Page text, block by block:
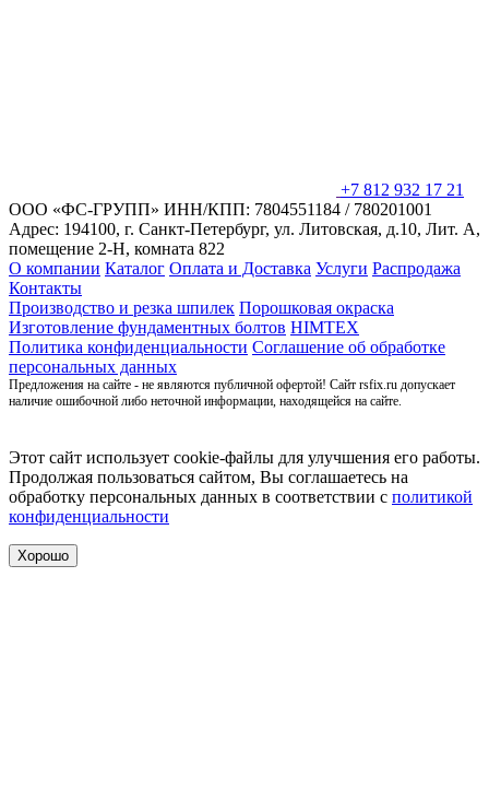
+7 812 932 17 21
ООО «ФС-ГРУПП» ИНН/КПП: 7804551184 / 780201001
Адрес: 194100, г. Санкт-Петербург, ул. Литовская, д.10, Лит. А,
помещение 2-Н, комната 822
О компании Каталог Оплата и Доставка Услуги Распродажа
Контакты
Производство и резка шпилек Порошковая окраска
Изготовление фундаментных болтов HIMTEX
Политика конфиденциальности Соглашение об обработке
персональных данных
Предложения на сайте - не являются публичной офертой! Сайт rsfix.ru допускает
наличие ошибочной либо неточной информации, находящейся на сайте.
Этот сайт использует cookie-файлы для улучшения его работы.
Продолжая пользоваться сайтом, Вы соглашаетесь на
обработку персональных данных в соответствии с политикой
конфиденциальности
Хорошо